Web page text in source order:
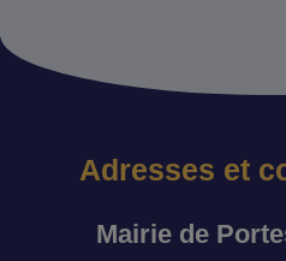
Adresses et
Mairie de